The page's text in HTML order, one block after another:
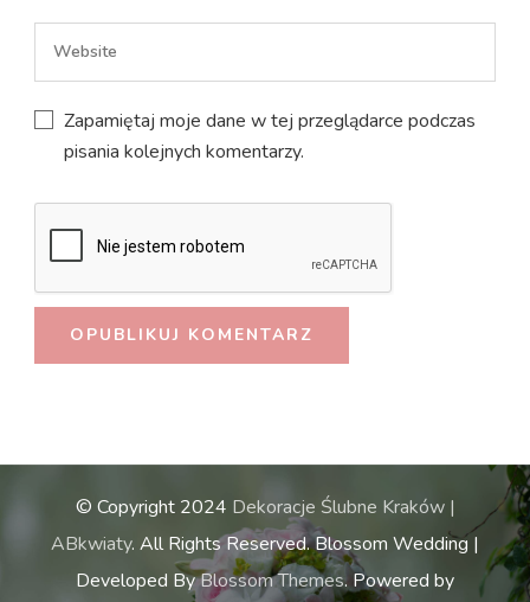
Zapamiętaj moje dane w tej przeglądarce podczas
pisania kolejnych komentarzy.
© Copyright 2024 Dekoracje Ślubne Kraków |
ABkwiaty. All Rights Reserved.Blossom Wedding |
Developed ByBlossom Themes. Powered by